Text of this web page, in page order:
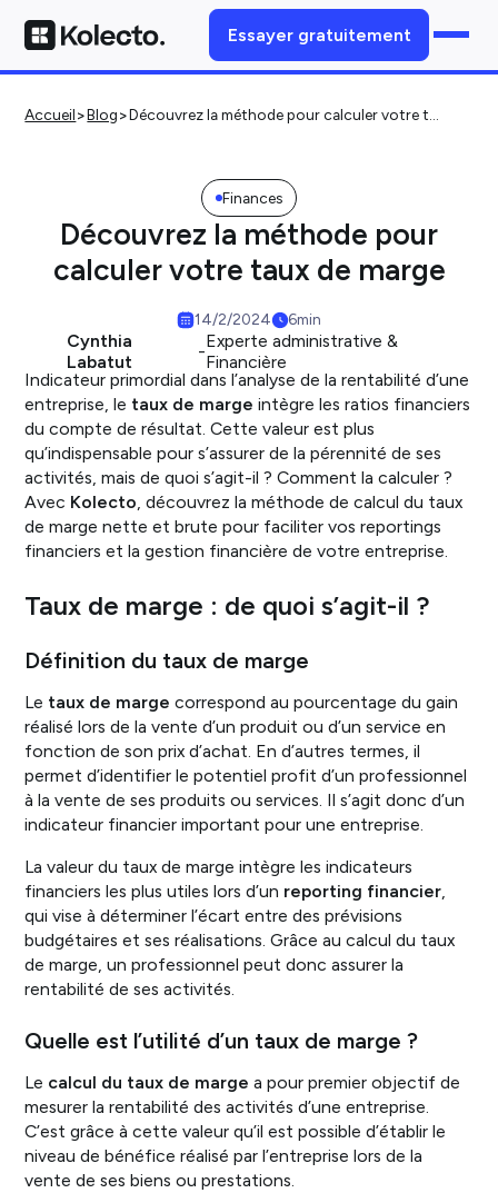
Essayer gratuitement
Accueil>Blog> Découvrez la méthode pour calculer votre taux de marge
Finances
Découvrez la méthode pour
calculer votre taux de marge
Cynthia
Labatut
-Experte administrative &
Financière
14/2/2024 6min
Indicateur primordial dans l’analyse de la rentabilité d’une
entreprise, le taux de marge intègre les ratios financiers
du compte de résultat. Cette valeur est plus
qu’indispensable pour s’assurer de la pérennité de ses
activités, mais de quoi s’agit-il ? Comment la calculer ?
Avec Kolecto, découvrez la méthode de calcul du taux
de marge nette et brute pour faciliter vos reportings
financiers et la gestion financière de votre entreprise.
Taux de marge : de quoi s’agit-il ?
Définition du taux de marge
Le taux de marge correspond au pourcentage du gain
réalisé lors de la vente d’un produit ou d’un service en
fonction de son prix d’achat. En d’autres termes, il
permet d’identifier le potentiel profit d’un professionnel
à la vente de ses produits ou services. Il s’agit donc d’un
indicateur financier important pour une entreprise.
La valeur du taux de marge intègre les indicateurs
financiers les plus utiles lors d’un reporting financier,
qui vise à déterminer l’écart entre des prévisions
budgétaires et ses réalisations. Grâce au calcul du taux
de marge, un professionnel peut donc assurer la
rentabilité de ses activités.
Quelle est l’utilité d’un taux de marge ?
Le calcul du taux de marge a pour premier objectif de
mesurer la rentabilité des activités d’une entreprise.
C’est grâce à cette valeur qu’il est possible d’établir le
niveau de bénéfice réalisé par l’entreprise lors de la
vente de ses biens ou prestations.